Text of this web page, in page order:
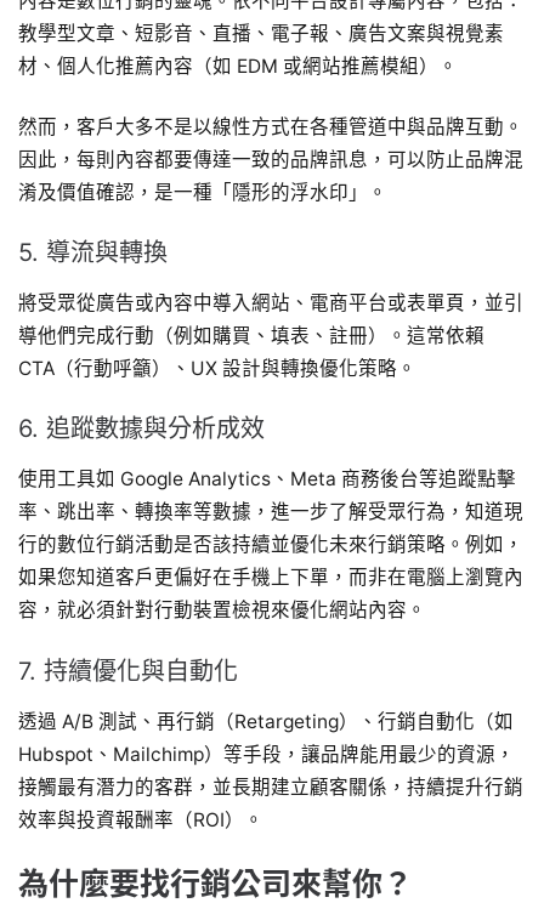
教學型文章、短影音、直播、電子報、廣告文案與視覺素
材、個人化推薦內容（如 EDM 或網站推薦模組）。
然而，客戶大多不是以線性方式在各種管道中與品牌互動。
因此，每則內容都要傳達一致的品牌訊息，可以防止品牌混
淆及價值確認，是一種「隱形的浮水印」。
5. 導流與轉換
將受眾從廣告或內容中導入網站、電商平台或表單頁，並引
導他們完成行動（例如購買、填表、註冊）。這常依賴
CTA（行動呼籲）、UX 設計與轉換優化策略。
6. 追蹤數據與分析成效
使用工具如 Google Analytics、Meta 商務後台等追蹤點擊
率、跳出率、轉換率等數據，進一步了解受眾行為，知道現
行的數位行銷活動是否該持續並優化未來行銷策略。例如，
如果您知道客戶更偏好在手機上下單，而非在電腦上瀏覽內
容，就必須針對行動裝置檢視來優化網站內容。
7. 持續優化與自動化
透過 A/B 測試、再行銷（Retargeting）、行銷自動化（如
Hubspot、Mailchimp）等手段，讓品牌能用最少的資源，
接觸最有潛力的客群，並長期建立顧客關係，持續提升行銷
效率與投資報酬率（ROI）。
為什麼要找行銷公司來幫你？